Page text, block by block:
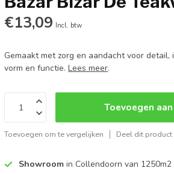
€13,09 Incl. btw
Gemaakt met zorg en aandacht voor
vorm en functie.Lees meer.
Toevoegen
Toevoegen om te vergelijken Deel dit product
Showroom in Collendoorn van 1250m2